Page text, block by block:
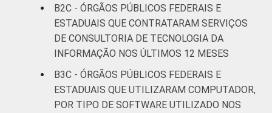
B2C - ÓRGÃOS PÚBLICOS FEDERAIS E
ESTADUAIS QUE CONTRATARAM SERVIÇOS
DE CONSULTORIA DE TECNOLOGIA DA
INFORMAÇÃO NOS ÚLTIMOS 12 MESES
B3C - ÓRGÃOS PÚBLICOS FEDERAIS E
ESTADUAIS QUE UTILIZARAM COMPUTADOR,
POR TIPO DE SOFTWARE UTILIZADO NOS